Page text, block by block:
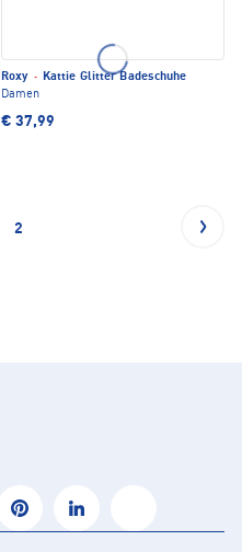
Roxy · Kattie Glitter Badeschuhe
Damen
€ 37,99
2